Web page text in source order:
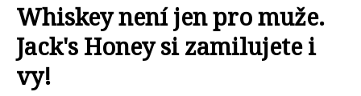
Whiskey není jen pro muže.
Jack's Honey si zamilujete i
vy!